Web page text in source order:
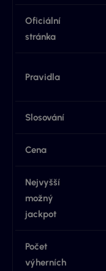
Oficiální
stránka
Pravidla
Slosování
Cena
Nejvyšší
možný
jackpot
Počet
výherních